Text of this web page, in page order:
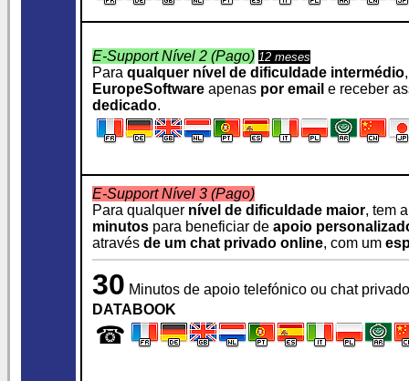
E-Support Nível 2 (Pago) 12 meses
Para qualquer nível de dificuldade intermédio
EuropeSoftware apenas por email e receber
dedicado.
E-Support Nível 3 (Pago)
Para qualquer nível de dificuldade maior, tem
minutos para beneficiar de apoio
através de um chat privado online, com um
30 Minutos de apoio telefónico ou chat
DATABOOK
☎